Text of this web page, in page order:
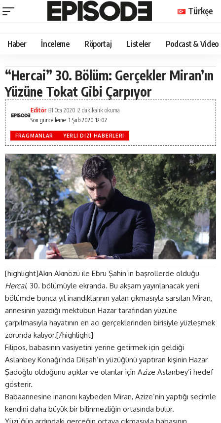
Türkçe
Haber İnceleme Röportaj Listeler Podcast & Video
“Hercai” 30. Bölüm: Gerçekler Miran’ın
Yüzüne Tokat Gibi Çarpıyor
Son güncelleme: 1 Şub 2020 12:02
Editör 31 Oca 2020 2 dakikalık okuma
FRAGMANLAR YERLI DIZI HABERLERI
[highlight]Akın Akınözü ile Ebru Şahin’in başrollerde olduğu
Hercai, 30. bölümüyle ekranda. Bu akşam yayınlanacak yeni
bölümde bunca yıl inandıklarının yalan çıkmasıyla sarsılan Miran,
annesinin yazdığı mektubun Hazar tarafından yüzüne
çarpılmasıyla hayatının en acı gerçeklerinden birisiyle yüzleşmek
zorunda kalıyor.[/highlight]
Filipos, babasının vasiyetini yerine getirmek için geldiği
Aslanbey Konağı’nda Dilşah’ın yüzüğünü yaptıran kişinin Hazar
Şadoğlu olduğunu açıklar ve olanlar için Azize Aslanbey’i hedef
gösterir.
Babaannesine inancını kaybeden Miran, Azize’nin yaptığı seçimle
kendini daha büyük bir bilinmezliğin ortasında bulur.